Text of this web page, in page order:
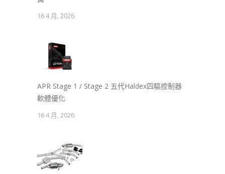
16 4 月, 2026
APR Stage 1 / Stage 2 五代Haldex四驅控制器
軟體優化
16 4 月, 2026